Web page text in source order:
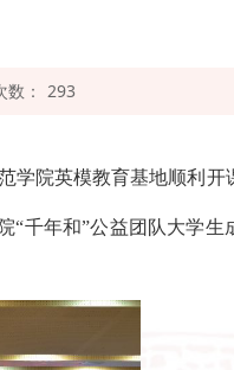
： 293
学院英模教育基地顺利开
千年和”公益团队大学生